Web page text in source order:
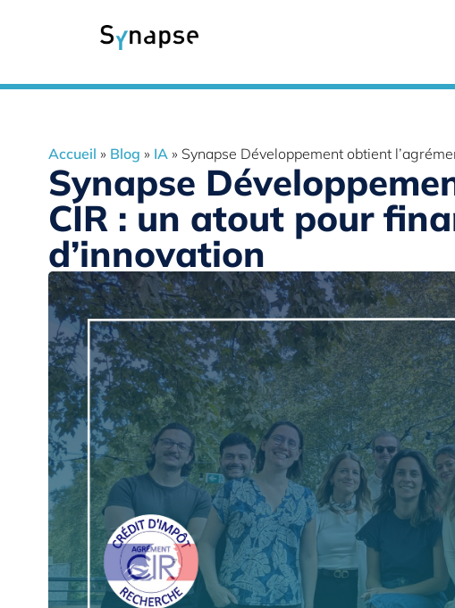
Accueil » Blog » IA» Synapse Développement obtient
Synapse
CIR : un atout pour
d’innovation